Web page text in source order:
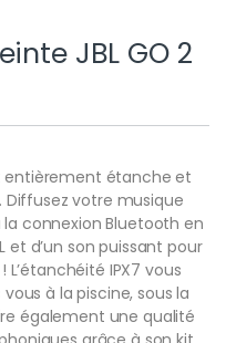
JBL GO 2
entièrement étanche et
votre musique
connexion Bluetooth en
d’un son puissant pour
L’étanchéité IPX7 vous
à la piscine, sous la
également une qualité